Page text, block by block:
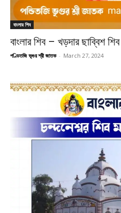
বাংলার শিব
বাংলার শিব – খড়দার ছাব্বিশ শিব
পণ্ডিতজি ভৃগুর শ্রী জাতক - March 27, 2024